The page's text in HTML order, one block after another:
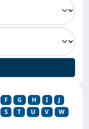
F G H I
J
S T U V
W